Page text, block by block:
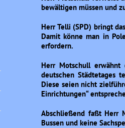
bewältigen müssen und
Herr Telli (SPD) bringt
Damit könne man in
erfordern.
Herr Motschull erwähnt
deutschen Städtetages
Diese seien nicht
Einrichtungen“
Abschließend faßt Herr
Bussen und keine